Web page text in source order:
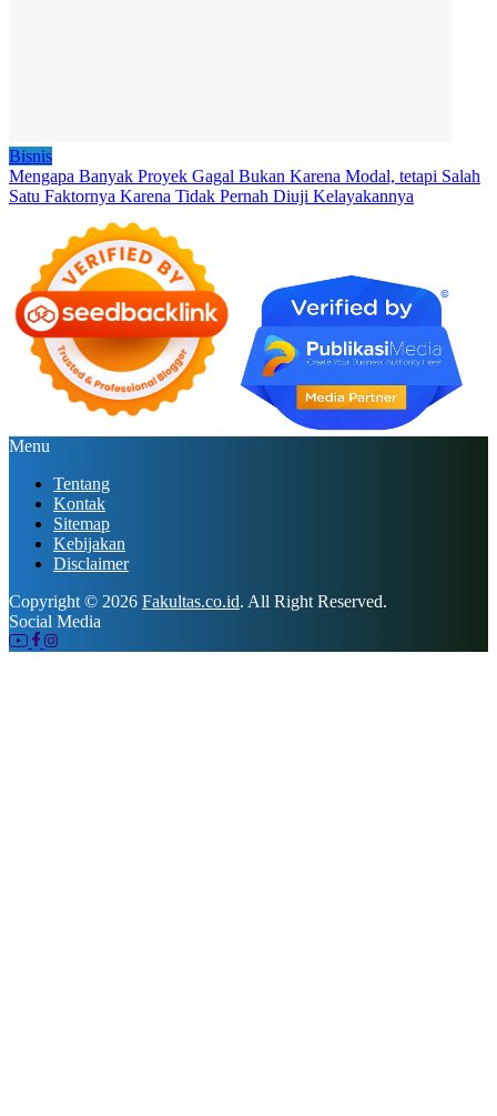
Bisnis
Mengapa Banyak Proyek Gagal Bukan Karena Modal, tetapi Salah
Satu Faktornya Karena Tidak Pernah Diuji Kelayakannya
Menu
Tentang
Kontak
Sitemap
Kebijakan
Disclaimer
Copyright © 2026 Fakultas.co.id. All Right Reserved.
Social Media